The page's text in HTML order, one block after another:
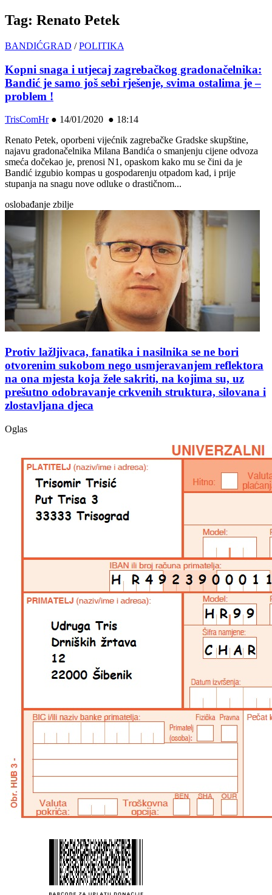
Tag: Renato Petek
BANDIĆGRAD /POLITIKA
Kopni snaga i utjecaj zagrebačkog gradonačelnika:
Bandić je samo još sebi rješenje, svima ostalima je –
problem !
TrisComHr● 14/01/2020 ● 18:14
Renato Petek, oporbeni vijećnik zagrebačke Gradske skupštine,
najavu gradonačelnika Milana Bandića o smanjenju cijene odvoza
smeća dočekao je, prenosi N1, opaskom kako mu se čini da je
Bandić izgubio kompas u gospodarenju otpadom kad, i prije
stupanja na snagu nove odluke o drastičnom...
oslobađanje zbilje
Protiv lažljivaca, fanatika i nasilnika se ne bori
otvorenim sukobom nego usmjeravanjem reflektora
na ona mjesta koja žele sakriti, na kojima su, uz
prešutno odobravanje crkvenih struktura, silovana i
zlostavljana djeca
Oglas